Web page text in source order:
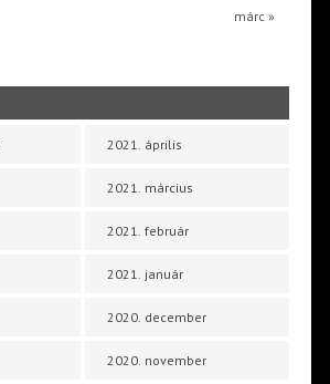
márc »
2021. április
2021. március
2021. február
2021. január
2020. december
2020. november